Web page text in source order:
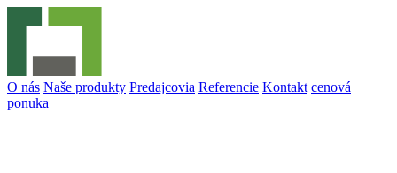
O nás Naše produkty Predajcovia Referencie Kontakt cenová
ponuka